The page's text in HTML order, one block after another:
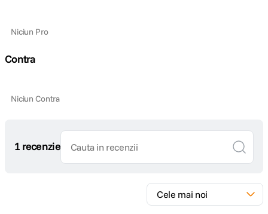
Niciun Pro
Contra
Niciun Contra
1 recenzie